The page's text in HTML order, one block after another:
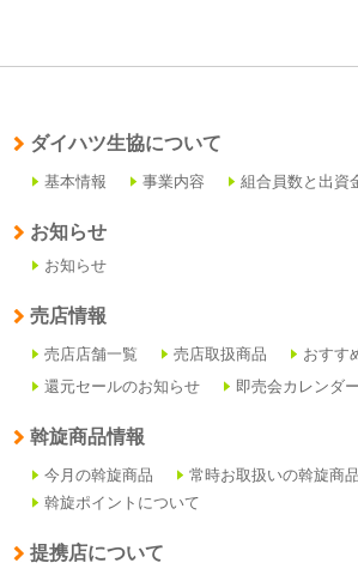
ダイハツ生協について
基本情報 事業内容 組合員数と出資
お知らせ
お知らせ
売店情報
売店店舗一覧 売店取扱商品
おすす
還元セールのお知らせ
即売会カレンダー
斡旋商品情報
今月の斡旋商品
常時お取扱いの斡旋商品
斡旋ポイントについて
提携店について